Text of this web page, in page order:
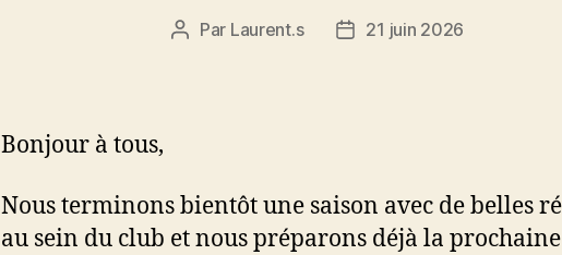
Auteur
Par Laurent.s
Date21 juin 2026
Bonjour à tous,
Nous terminons bientôt une saison avec de belles
au sein du club et nous préparons déjà la prochaine